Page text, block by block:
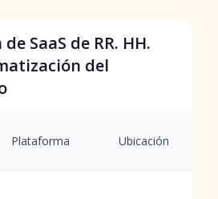
SaaS de RR. HH.
del
Plataforma Ubicación